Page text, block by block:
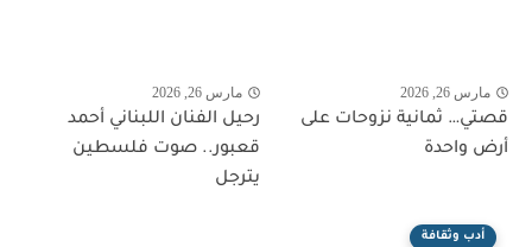
مارس 26, 2026
قصتي… ثمانية نزوحات على
أرض واحدة
مارس 26, 2026
رحيل الفنان اللبناني أحمد
قعبور.. صوت فلسطين
يترجل
أدب وثقافة